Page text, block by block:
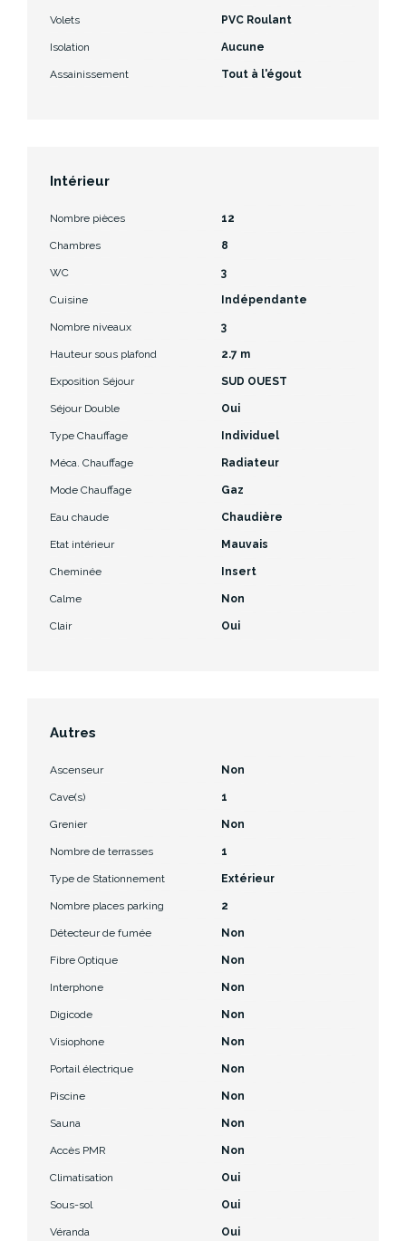
Volets PVC Roulant
Isolation Aucune
Assainissement Tout à l'égout
Intérieur
Nombre pièces 12
Chambres 8
WC 3
Cuisine Indépendante
Nombre niveaux 3
Hauteur sous plafond 2.7 m
Exposition Séjour SUD OUEST
Séjour Double Oui
Type Chauffage Individuel
Méca. Chauffage Radiateur
Mode Chauffage Gaz
Eau chaude Chaudière
Etat intérieur Mauvais
Cheminée Insert
Calme Non
Clair Oui
Autres
Ascenseur Non
Cave(s) 1
Grenier Non
Nombre de terrasses 1
Type de Stationnement Extérieur
Nombre places parking 2
Détecteur de fumée Non
Fibre Optique Non
Interphone Non
Digicode Non
Visiophone Non
Portail électrique Non
Piscine Non
Sauna Non
Accès PMR Non
Climatisation Oui
Sous-sol Oui
Véranda Oui